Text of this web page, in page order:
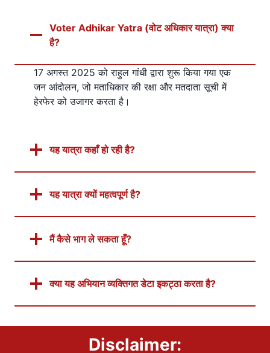
Voter Adhikar Yatra (वोट अधिकार यात्रा) क्या
है?
17 अगस्त 2025 को राहुल गांधी द्वारा शुरू किया गया एक
जन आंदोलन, जो मताधिकार की रक्षा और मतदाता सूची में
हेरफेर को उजागर करता है।
यह यात्रा कहाँ हो रही है?
यह यात्रा क्यों महत्वपूर्ण है?
मैं कैसे भाग ले सकता हूँ?
क्या यह अभियान व्यक्तिगत डेटा इकट्ठा करता है?
Disclaimer: